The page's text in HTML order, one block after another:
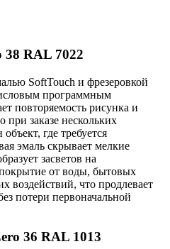
38 RAL 7022
SoftTouch и фрезеровкой
программным
повторяемость рисунка и
при заказе нескольких
где требуется
эмаль скрывает мелкие
засветов на
от воды, бытовых
воздействий, что продлевает
потери первоначальной
36 RAL 1013